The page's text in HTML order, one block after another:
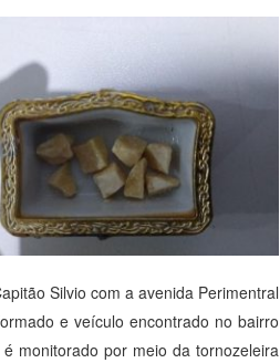
Silvio com a avenida Perimentral
e veículo encontrado no bairro
monitorado por meio da tornozeleira